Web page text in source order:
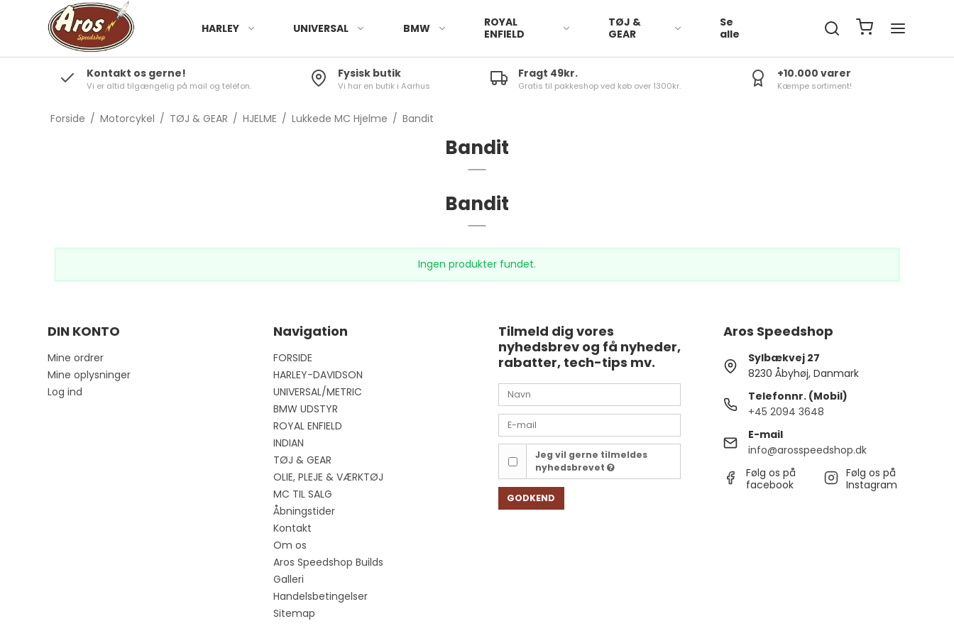
HARLEY UNIVERSAL BMW
ROYAL
ENFIELD
TØJ &
GEAR
Se
alle
Kontakt os gerne!
Vi er altid tilgængelig på mail og telefon.
Fysisk butik
Vi har en butik i Aarhus
Fragt 49kr.
Gratis til pakkeshop ved køb over 1300kr.
+10.000 varer
Kæmpe sortiment!
Forside / Motorcykel / TØJ & GEAR / HJELME / Lukkede MC Hjelme / Bandit
Bandit
Bandit
Ingen produkter fundet.
DIN KONTO
Mine ordrer
Mine oplysninger
Log ind
Navigation
FORSIDE
HARLEY-DAVIDSON
UNIVERSAL/METRIC
BMW UDSTYR
ROYAL ENFIELD
INDIAN
TØJ & GEAR
OLIE, PLEJE & VÆRKTØJ
MC TIL SALG
Åbningstider
Kontakt
Om os
Aros Speedshop Builds
Galleri
Handelsbetingelser
Sitemap
Tilmeld dig vores
nyhedsbrev og få nyheder,
rabatter, tech-tips mv.
Jeg vil gerne tilmeldes
nyhedsbrevet
GODKEND
Aros Speedshop
Sylbækvej 27
8230 Åbyhøj, Danmark
Telefonnr. (Mobil)
+45 2094 3648
E-mail
info@arosspeedshop.dk
Følg os på
facebook
Følg os på
Instagram